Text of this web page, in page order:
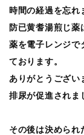
時間の経過を忘れ
防已黄耆湯煎じ薬
薬を電子レンジで
ております。
ありがとうござい
排尿が促進されま
その後は決められ